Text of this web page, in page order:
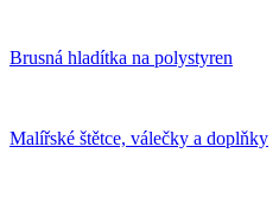
Brusná hladítka na polystyren
Malířské štětce, válečky a doplňky